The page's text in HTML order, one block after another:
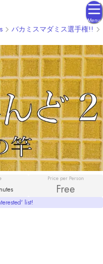
Menu
バカミスマダミス選手権!!
Price per Person
Free
list!